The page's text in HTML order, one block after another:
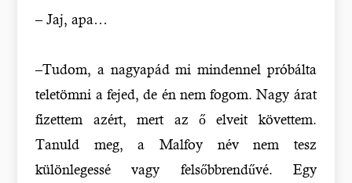
– Jaj, apa…
–Tudom, a nagyapád mi mindennel próbálta
teletömni a fejed, de én nem fogom. Nagy árat
fizettem azért, mert az ő elveit követtem.
Tanuld meg, a Malfoy név nem tesz
különlegessé vagy felsőbbrendűvé. Egy